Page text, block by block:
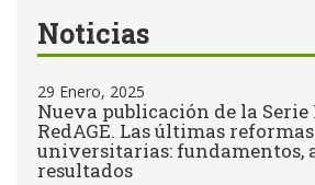
Noticias
29 Enero, 2025
Nueva publicación de la
RedAGE. Las últimas
universitarias: fundamentos,
resultados